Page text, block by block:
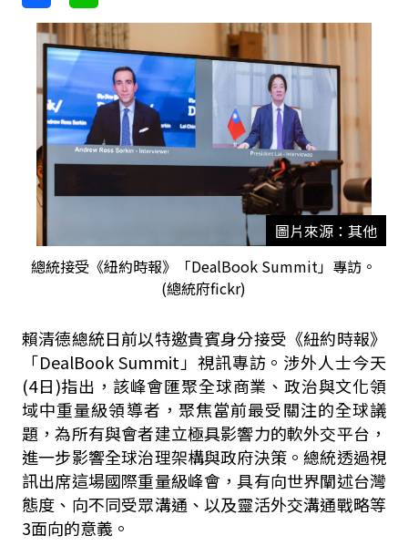
圖片來源：其他
總統接受《紐約時報》「DealBook Summit」專訪。
(總統府fickr)
賴清德總統日前以特邀貴賓身分接受《紐約時報》
「DealBook Summit 」視訊專訪。涉外人士今天
(4日)指出，該峰會匯聚全球商業、政治與文化領
域中重量級領導者，聚焦當前最受關注的全球議
題，為所有與會者建立極具影響力的軟外交平台，
進一步影響全球治理架構與政府決策。總統透過視
訊出席這場國際重量級峰會，具有向世界闡述台灣
態度、向不同受眾溝通、以及靈活外交溝通戰略等
3面向的意義。